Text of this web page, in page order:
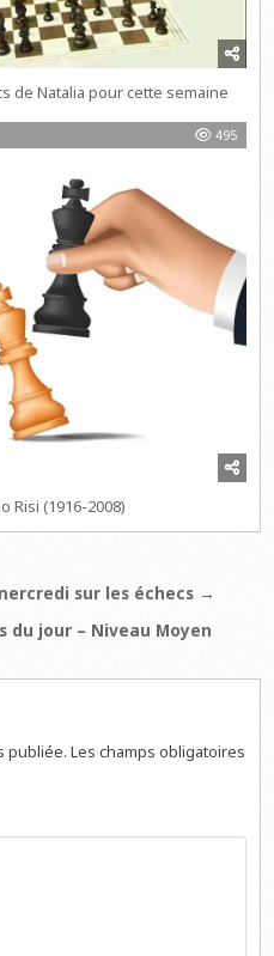
de Natalia pour cette semaine
495
Risi (1916-2008)
sur les échecs →
du jour – Niveau Moyen
publiée. Les champs obligatoires